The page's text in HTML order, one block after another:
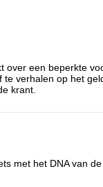
over een beperkte
verhalen op het
krant.
met het DNA van